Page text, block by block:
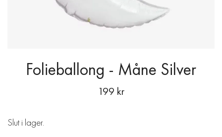
Folieballong - Måne Silver
199 kr
Slut i lager.